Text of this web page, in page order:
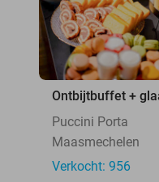
Ontbijtbuffet +
Puccini Porta
Maasmechelen
Verkocht: 956